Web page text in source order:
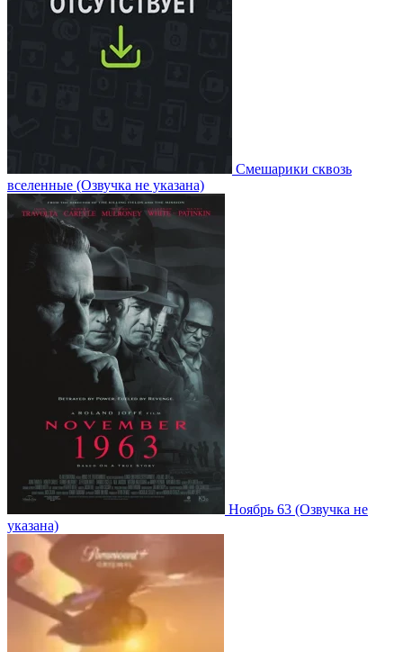
Смешарики сквозь
вселенные (Озвучка не указана)
Ноябрь 63 (Озвучка не
указана)